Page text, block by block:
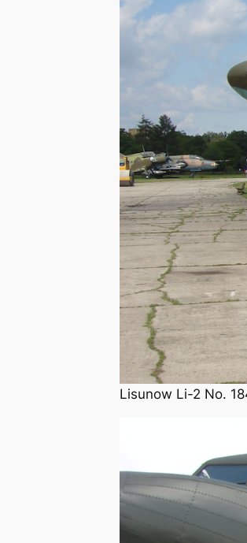
Lisunow Li-2 No.